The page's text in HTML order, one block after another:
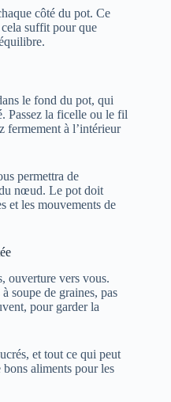
côté du pot. Ce
cela suffit pour que
le fond du pot, qui
Passez la ficelle ou le fil
fermement à l’intérieur
permettra de
nœud. Le pot doit
et les mouvements de
ouverture vers vous.
soupe de graines, pas
pour garder la
et tout ce qui peut
bons aliments pour les